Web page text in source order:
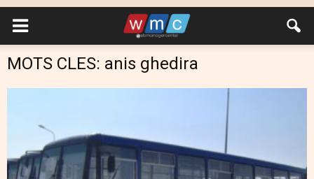
MOTS CLES: anis ghedira